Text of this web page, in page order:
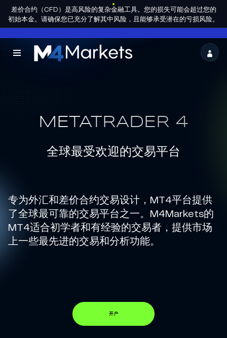
集团许可
ZH-
HANS
成为合作
伙伴
差价合约（CFD）是高风险的复杂金融工具。您的损失可能会超过您的
初始本金。请确保您已充分了解其中风险，且能够承受潜在的亏损风险。
M4Markets
CFD
Trading
Broker
METATRADER 4
全球最受欢迎的交易平台
专为外汇和差价合约交易设计，MT4平台提供
了全球最可靠的交易平台之一。M4Markets的
MT4适合初学者和有经验的交易者，提供市场
上一些最先进的交易和分析功能。
开户